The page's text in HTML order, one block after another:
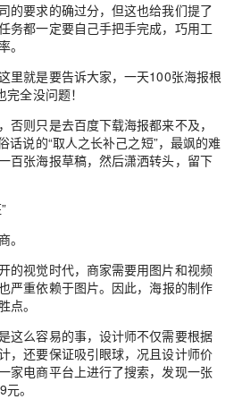
的要求的确过分，但这也给我们提了
务都一定要自己手把手完成， 巧用工
。
里就是要告诉大家，一天100张海报根
全没问题！
否则只是去百度下载海报都来不及，
话说的“取人之长补己之短”，最飒的难
百张海报草稿，然后潇洒转头，留下
。
的视觉时代，商家需要用图片和视频
严重依赖于图片。 因此，海报的制作
点。
这么容易的事，设计师不仅需要根据
，还要保证吸引眼球，况且设计师价
家电商平台上进行了搜索，发现一张
元。